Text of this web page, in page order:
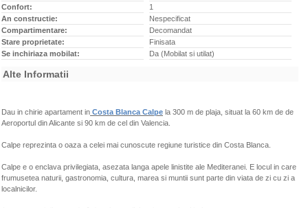
Confort:
1
An constructie:
Nespecificat
Compartimentare:
Decomandat
Stare proprietate:
Finisata
Se inchiriaza mobilat:
Da (Mobilat si utilat)
Alte Informatii
Dau in chirie apartament in Costa Blanca Calpe la 300 m de plaja, situat la 60 km de de
Aeroportul din Alicante si 90 km de cel din Valencia.
Calpe reprezinta o oaza a celei mai cunoscute regiune turistice din Costa Blanca.
Calpe e o enclava privilegiata, asezata langa apele linistite ale Mediteranei. E locul in care
frumusetea naturii, gastronomia, cultura, marea si muntii sunt parte din viata de zi cu zi a
localnicilor.